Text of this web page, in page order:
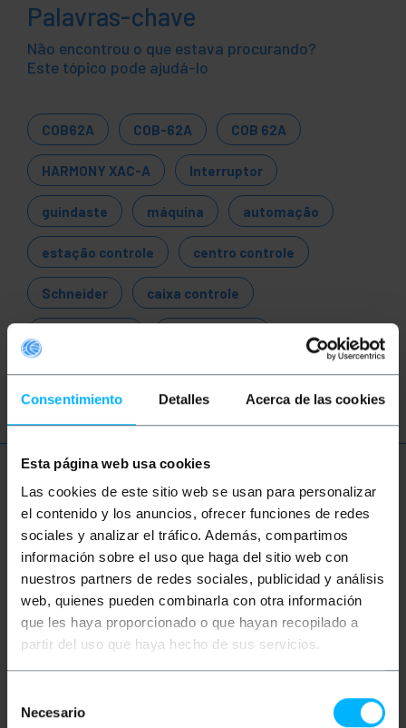
Consentimiento Detalles Acerca de las cookies
Esta página web usa cookies
Las cookies de este sitio web se usan para personalizar
el contenido y los anuncios, ofrecer funciones de redes
sociales y analizar el tráfico. Además, compartimos
información sobre el uso que haga del sitio web con
nuestros partners de redes sociales, publicidad y análisis
web, quienes pueden combinarla con otra información
que les haya proporcionado o que hayan recopilado a
partir del uso que haya hecho de sus servicios.
Necesario
Palavras-chave
Não encontrou o que estava procurando?
Este tópico pode ajudá-lo
COB62A COB-62A COB 62A
HARMONY XAC-A Interruptor
guindaste máquina automação
estação controle centro controle
Schneider caixa controle
interruptor
Mais informações
Descrição
Caixa aérea, para comandos, botões e
interruptores, baseada em perfurações de 22 mm de
diâmetro. Caixa plástica projetada para ser usada
aérea como centro de controle portátil. Botões e
interruptores, para comandos industriais, controle
robôs, persianas, etc. O usuário pode configurar a
caixa de controle da automação, conforme a